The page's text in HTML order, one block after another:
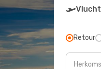
Retour